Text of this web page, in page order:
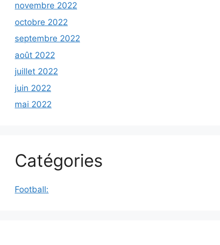
novembre 2022
octobre 2022
septembre 2022
août 2022
juillet 2022
juin 2022
mai 2022
Catégories
Football: